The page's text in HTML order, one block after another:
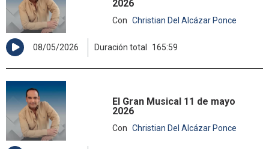
2026
Con Christian Del Alcázar Ponce
08/05/2026 Duración total 165:59
El Gran Musical 11 de mayo
2026
Con Christian Del Alcázar Ponce